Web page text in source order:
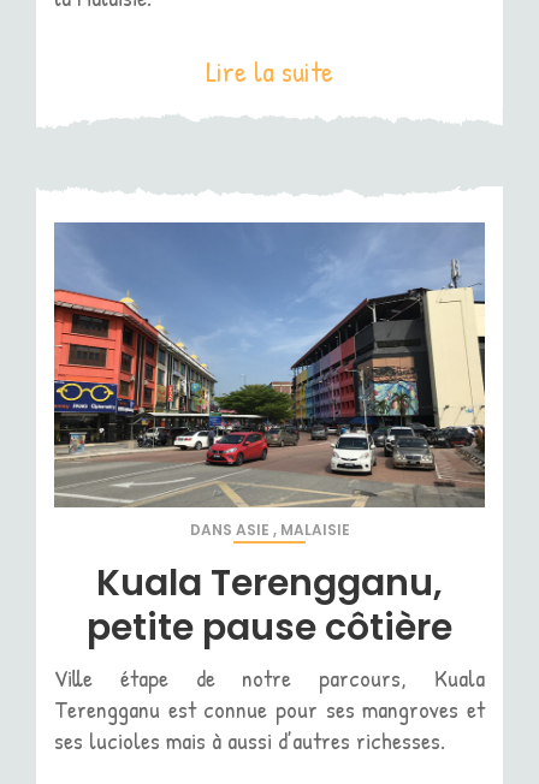
Lire la suite
DANS ASIE , MALAISIE
Kuala Terengganu,
petite pause côtière
Ville étape de notre parcours, Kuala
Terengganu est connue pour ses mangroves et
ses lucioles mais à aussi d’autres richesses.